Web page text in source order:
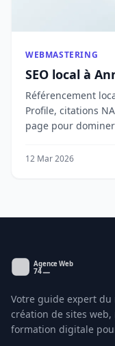
WEBMASTERING
SEO local à
Référencement
Profile, citations
page pour
12 Mar 2026
Votre guide expert du
création de sites
formation digitale